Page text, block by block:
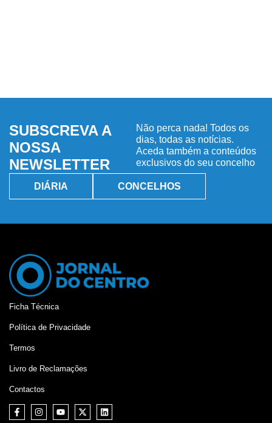
SUBSCREVA A
NOSSA
NEWSLETTER
Não perca nada! Todos os
dias, todas as notícias.
Aceda também a conteúdos
exclusivos do seu concelho
DIÁRIA CONCELHOS
Ficha Técnica
Política de Privacidade
Termos
Livro de Reclamações
Contactos